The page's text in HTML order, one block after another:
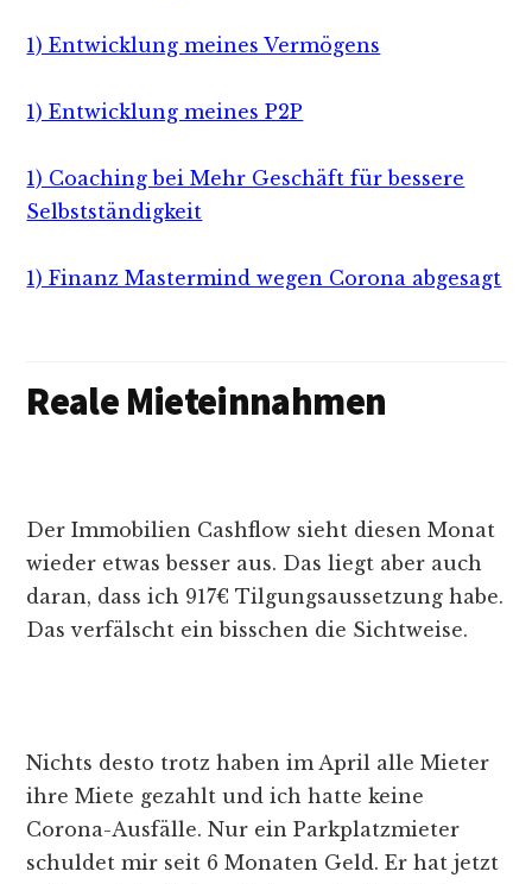
1) Entwicklung meines Vermögens
1) Entwicklung meines P2P
1) Coaching bei Mehr Geschäft für bessere
Selbstständigkeit
1) Finanz Mastermind wegen Corona abgesagt
Reale Mieteinnahmen
Der Immobilien Cashflow sieht diesen Monat
wieder etwas besser aus. Das liegt aber auch
daran, dass ich 917€ Tilgungsaussetzung habe.
Das verfälscht ein bisschen die Sichtweise.
Nichts desto trotz haben im April alle Mieter
ihre Miete gezahlt und ich hatte keine
Corona-Ausfälle. Nur ein Parkplatzmieter
schuldet mir seit 6 Monaten Geld. Er hat jetzt